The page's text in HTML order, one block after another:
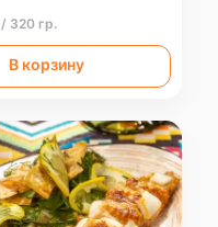
/ 320 гр.
В корзину